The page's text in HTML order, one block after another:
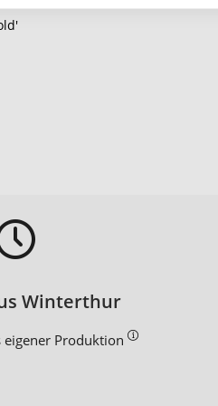
Winterthur
eigener Produktion